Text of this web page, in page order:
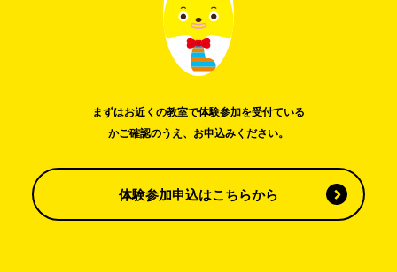
まずはお近くの教室で体験参加を受付ている
かご確認のうえ、お申込みください。
体験参加申込はこちらから